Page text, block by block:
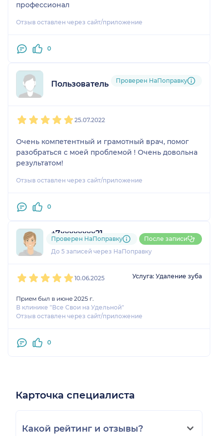
персонал,
золотыми руками! Я
спасибо!!!
профессионал
Отзыв оставлен через сайт/приложение
0
Пользователь НаПоправку
Проверен НаПоправку
25.07.2022
Очень компетентный и грамотный врач, помог
разобраться с моей проблемой ! Очень довольна
результатом!
Отзыв оставлен через сайт/приложение
0
+7xxxxxxxx21
1 отзыви1 оценка
До 5 записей через НаПоправку
Проверен НаПоправку После записи
10.06.2025 Услуга: Удаление зуба
Прием был в июне 2025 г.
В клинике "Все Свои на Удельной"
Отзыв оставлен через сайт/приложение
0
Карточка специалиста
Какой рейтинг и отзывы?